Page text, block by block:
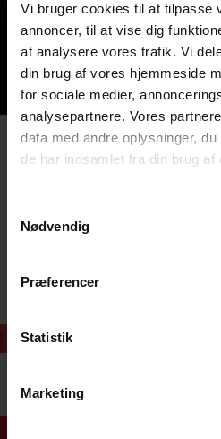
Vi bruger cookies til at tilpasse
annoncer, til at vise dig
at analysere vores trafik. Vi
din brug af vores hjemmeside
for sociale medier,
analysepartnere. Vores
data med andre oplysninger,
de har indsamlet fra din brug af
Nødvendig
Præferencer
Statistik
Marketing
Frist på
2026 kl. 15.00